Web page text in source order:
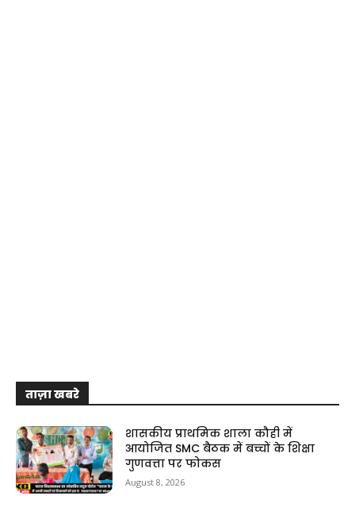
ताज़ा खबरे
शासकीय प्राथमिक शाला कौही में
आयोजित SMC बैठक में बच्चों के शिक्षा
गुणवत्ता पर फोकस
August 8, 2026